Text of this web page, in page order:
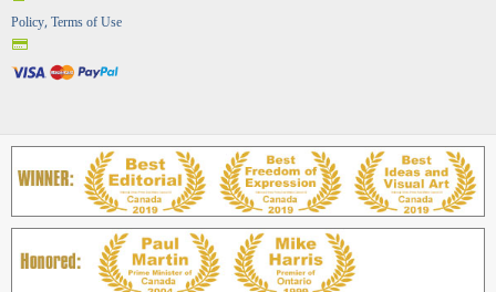
Policy, Terms of Use